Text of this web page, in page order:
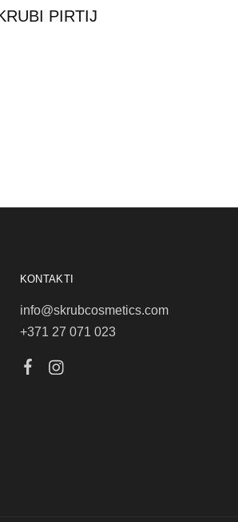
PIRTIJ
KONTAKTI
info@skrubcosmetics.com
+371 27 071 023